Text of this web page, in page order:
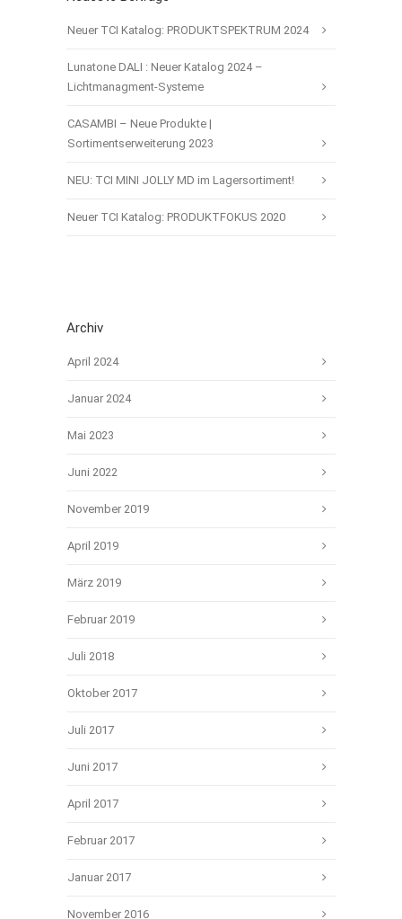
Neuer TCI Katalog: PRODUKTSPEKTRUM 2024
Lunatone DALI : Neuer Katalog 2024 –
Lichtmanagment-Systeme
CASAMBI – Neue Produkte |
Sortimentserweiterung 2023
NEU: TCI MINI JOLLY MD im Lagersortiment!
Neuer TCI Katalog: PRODUKTFOKUS 2020
Archiv
April 2024
Januar 2024
Mai 2023
Juni 2022
November 2019
April 2019
März 2019
Februar 2019
Juli 2018
Oktober 2017
Juli 2017
Juni 2017
April 2017
Februar 2017
Januar 2017
November 2016